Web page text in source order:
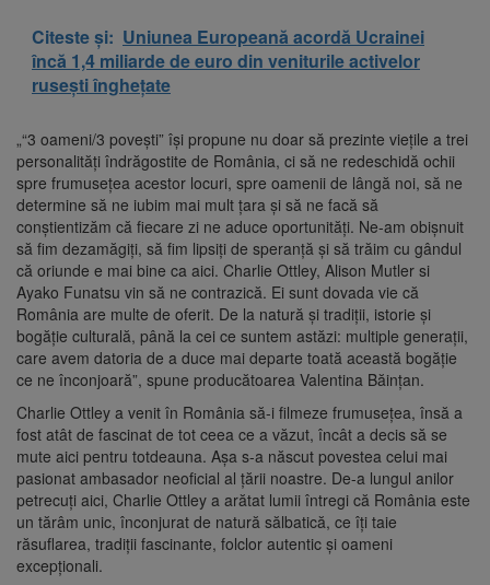
Citeste și: Uniunea Europeană acordă Ucrainei
încă 1,4 miliarde de euro din veniturile activelor
rusești înghețate
„“3 oameni/3 povești” își propune nu doar să prezinte viețile a trei
personalități îndrăgostite de România, ci să ne redeschidă ochii
spre frumusețea acestor locuri, spre oamenii de lângă noi, să ne
determine să ne iubim mai mult țara și să ne facă să
conștientizăm că fiecare zi ne aduce oportunități. Ne-am obișnuit
să fim dezamăgiți, să fim lipsiți de speranță și să trăim cu gândul
că oriunde e mai bine ca aici. Charlie Ottley, Alison Mutler si
Ayako Funatsu vin să ne contrazică. Ei sunt dovada vie că
România are multe de oferit. De la natură și tradiții, istorie și
bogăție culturală, până la cei ce suntem astăzi: multiple generații,
care avem datoria de a duce mai departe toată această bogăție
ce ne înconjoară”, spune producătoarea Valentina Băinţan.
Charlie Ottley a venit în România să-i filmeze frumuseţea, însă a
fost atât de fascinat de tot ceea ce a văzut, încât a decis să se
mute aici pentru totdeauna. Aşa s-a născut povestea celui mai
pasionat ambasador neoficial al ţării noastre. De-a lungul anilor
petrecuți aici, Charlie Ottley a arătat lumii întregi că România este
un tărâm unic, înconjurat de natură sălbatică, ce îți taie
răsuflarea, tradiţii fascinante, folclor autentic și oameni
excepționali.